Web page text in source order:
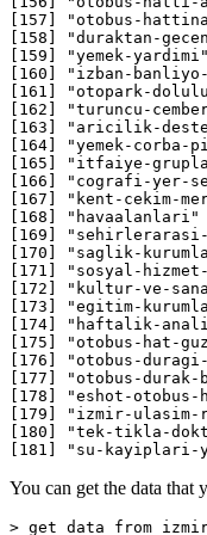
You can get the data that
>